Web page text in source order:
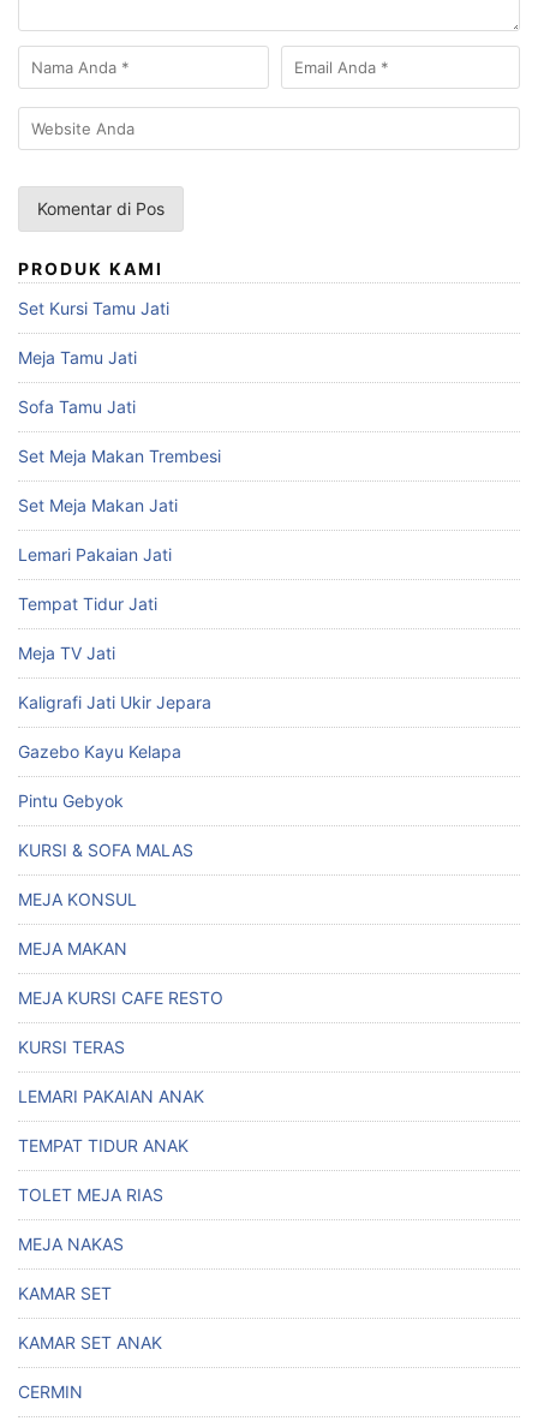
PRODUK KAMI
Set Kursi Tamu Jati
Meja Tamu Jati
Sofa Tamu Jati
Set Meja Makan Trembesi
Set Meja Makan Jati
Lemari Pakaian Jati
Tempat Tidur Jati
Meja TV Jati
Kaligrafi Jati Ukir Jepara
Gazebo Kayu Kelapa
Pintu Gebyok
KURSI & SOFA MALAS
MEJA KONSUL
MEJA MAKAN
MEJA KURSI CAFE RESTO
KURSI TERAS
LEMARI PAKAIAN ANAK
TEMPAT TIDUR ANAK
TOLET MEJA RIAS
MEJA NAKAS
KAMAR SET
KAMAR SET ANAK
CERMIN